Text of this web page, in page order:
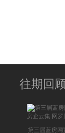
往期回
第三届蓝房网